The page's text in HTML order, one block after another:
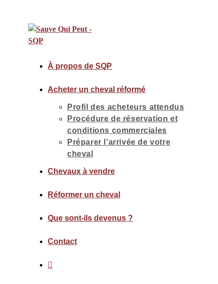
À propos de SQP
Acheter un cheval réformé
Profil des acheteurs attendus
Procédure de réservation et
conditions commerciales
Préparer l’arrivée de votre
cheval
Chevaux à vendre
Réformer un cheval
Que sont-ils devenus ?
Contact